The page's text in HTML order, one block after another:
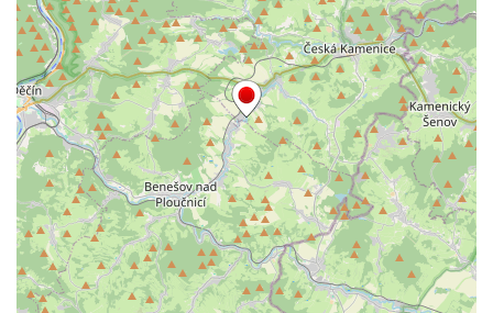
Silniční most přes Ohři jižně od Křesína
Silniční most přes Ohři ve Vršovicích u Loun
Most pro pěší nad železniční tratí ve
Mšeném-lázně
Charlottin most přes Mlýnský potok v
zámeckém parku Veltrusy
Masarykův most v Kralupech nad Vltavou
Krytý dřevěný silniční most přes Ohři v
Radošově